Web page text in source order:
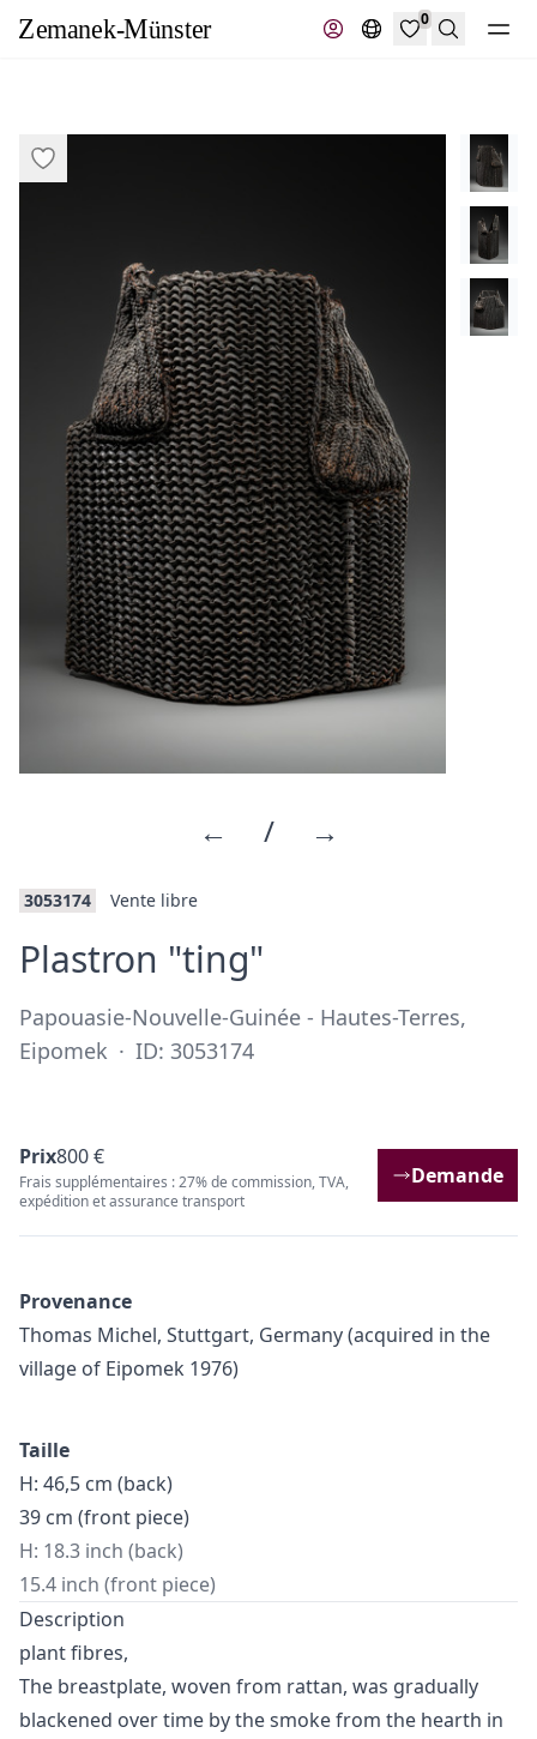
0
Recherche
← / →
3053174 Vente libre
Plastron "ting"
Papouasie-Nouvelle-Guinée - Hautes-Terres,
Eipomek · ID: 3053174
Prix800 €
Frais supplémentaires : 27% de commission, TVA,
expédition et assurance transport
Demande
Provenance
Thomas Michel, Stuttgart, Germany (acquired in the
village of Eipomek 1976)
Taille
H: 46,5 cm (back)
39 cm (front piece)
H: 18.3 inch (back)
15.4 inch (front piece)
Description
plant fibres,
The breastplate, woven from rattan, was gradually
blackened over time by the smoke from the hearth in